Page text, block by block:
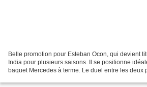
Belle promotion pour Esteban Ocon, qui devient
India pour plusieurs saisons. Il se positionne
baquet Mercedes à terme. Le duel entre les deux